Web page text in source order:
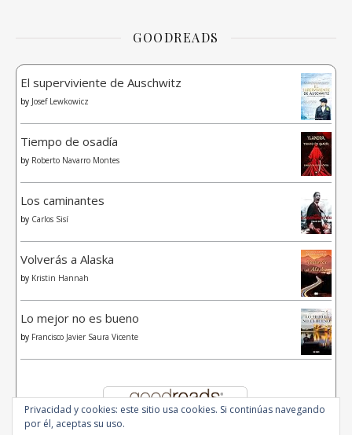
GOODREADS
El superviviente de Auschwitz
by Josef Lewkowicz
Tiempo de osadía
by Roberto Navarro Montes
Los caminantes
by Carlos Sisí
Volverás a Alaska
by Kristin Hannah
Lo mejor no es bueno
by Francisco Javier Saura Vicente
Privacidad y cookies: este sitio usa cookies. Si continúas navegando
por él, aceptas su uso.